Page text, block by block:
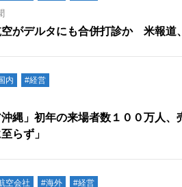
がデルタにも合併打診か 米報道
内 #経営
沖縄」初年の来場者数１００万人
らず」
空会社 #海外 #経営